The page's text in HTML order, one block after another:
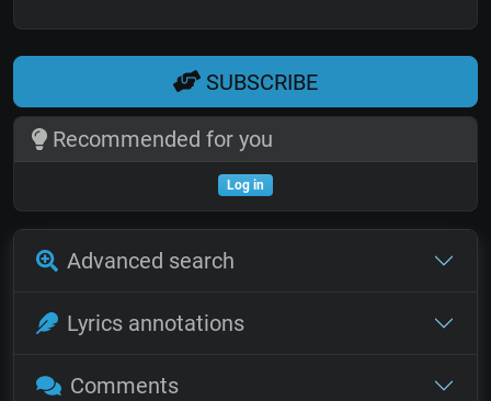
SUBSCRIBE
Recommended for you
Log in
Advanced search
Lyrics annotations
Comments